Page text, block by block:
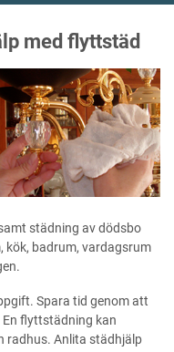
med flyttstäd
städning av dödsbo
kök, badrum, vardagsrum
Spara tid genom att
flyttstädning kan
radhus. Anlita städhjälp